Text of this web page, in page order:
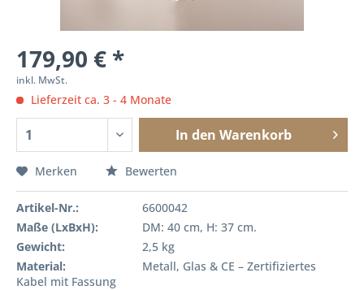
179,90 € *
inkl. MwSt.
Lieferzeit ca. 3 - 4 Monate
In den Warenkorb
Merken Bewerten
Artikel-Nr.:
6600042
Maße (LxBxH):
DM: 40 cm, H: 37 cm.
Gewicht:
2,5 kg
Material:
Metall, Glas & CE – Zertifiziertes
Kabel mit Fassung